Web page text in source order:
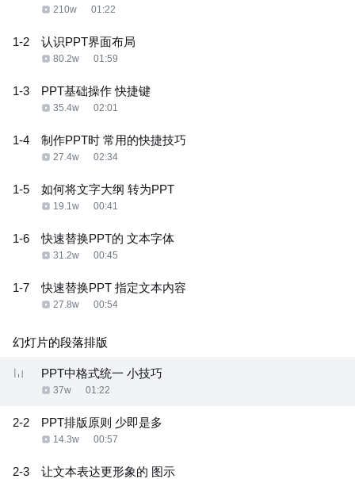
210w 01:22
1-2 认识PPT界面布局
80.2w 01:59
1-3 PPT基础操作 快捷键
35.4w 02:01
1-4 制作PPT时 常用的快捷技巧
27.4w 02:34
1-5 如何将文字大纲 转为PPT
19.1w 00:41
1-6 快速替换PPT的 文本字体
31.2w 00:45
1-7 快速替换PPT 指定文本内容
27.8w 00:54
幻灯片的段落排版
PPT中格式统一 小技巧
37w 01:22
2-2 PPT排版原则 少即是多
14.3w 00:57
2-3 让文本表达更形象的 图示